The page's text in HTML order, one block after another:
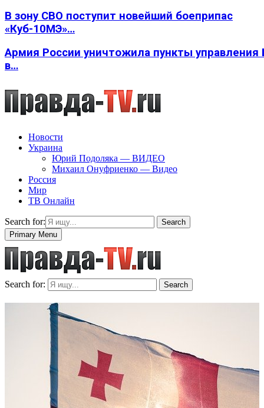
В зону СВО поступит новейший боеприпас
«Куб-10МЭ»…
Армия России уничтожила пункты
в…
Новости
Украина
Юрий Подоляка — ВИДЕО
Михаил Онуфриенко — Видео
Россия
Мир
ТВ Онлайн
Search for:
Search
Primary Menu
Search for: Search